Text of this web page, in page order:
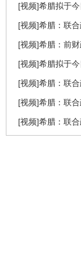
[视频]希腊拟于
[视频]希腊：联
[视频]希腊：前
[视频]希腊拟于
[视频]希腊：联
[视频]希腊：联
[视频]希腊：联